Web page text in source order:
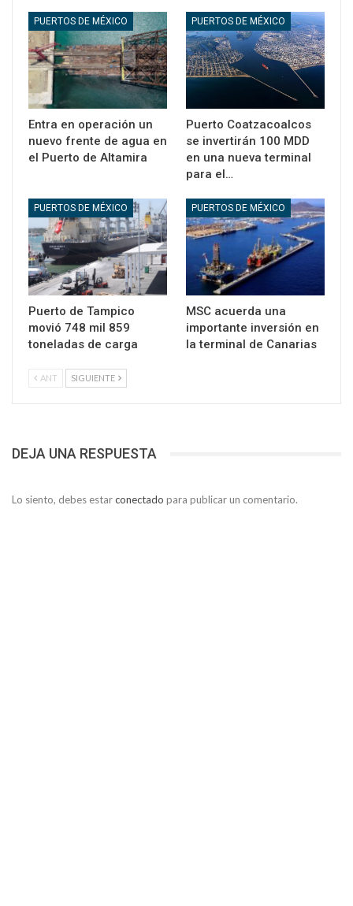
PUERTOS DE MÉXICO
Entra en operación un
nuevo frente de agua en
el Puerto de Altamira
PUERTOS DE MÉXICO
Puerto Coatzacoalcos
se invertirán 100 MDD
en una nueva terminal
para el…
PUERTOS DE MÉXICO
Puerto de Tampico
movió 748 mil 859
toneladas de carga
PUERTOS DE MÉXICO
MSC acuerda una
importante inversión en
la terminal de Canarias
ANT SIGUIENTE
DEJA UNA RESPUESTA
Lo siento, debes estarconectado para publicar un comentario.